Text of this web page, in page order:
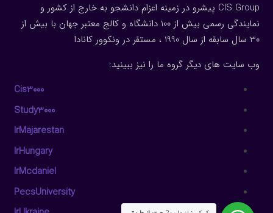
CIS Group پیشرو در زمینه اعزام دانشجو به خارج از کشور و
نمایندگی رسمی بیش از 100 دانشگاه و کالج معتبر جهان با بیش از
30 سال سابقه از سال 1990 ، مستقر در ونکوور کانادا
وب سایت های دیگر گروه ما را نیز ببینید:
Cis3000
Study3000
IrMajarestan
IrHungary
IrMcdaniel
PecsUniversity